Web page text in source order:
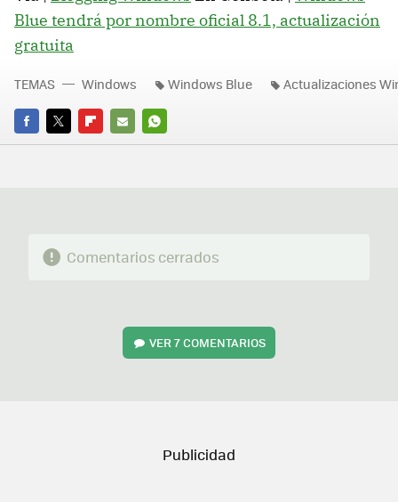
Blue tendrá por nombre oficial 8.1, actualización
gratuita
FACEBOOK
TWITTERFLIPBOARD
E-
WHATSAPP
TEMAS Windows Windows Blue Actualizaciones
Comentarios cerrados
VER7 COMENTARIOS